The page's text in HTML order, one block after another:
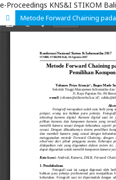
e-Proceedings KNS&I STIKOM Bali